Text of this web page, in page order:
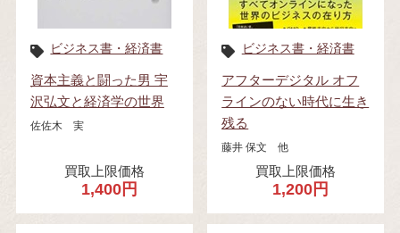
ビジネス書・経済書
資本主義と闘った男 宇
沢弘文と経済学の世界
佐佐木 実
買取上限価格
1,400円
ビジネス書・経済書
アフターデジタル オフ
ラインのない時代に生き
残る
藤井 保文 他
買取上限価格
1,200円